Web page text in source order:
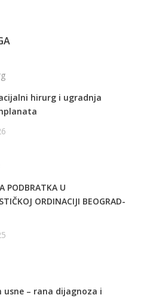
hirurg i ugradnja
PODBRATKA U
ORDINACIJI BEOGRAD-
usne – rana dijagnoza i